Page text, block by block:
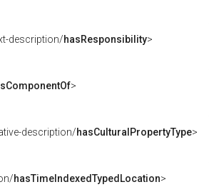
description/hasResponsibility>
>
description/hasCulturalPropertyType>
hasTimeIndexedTypedLocation>